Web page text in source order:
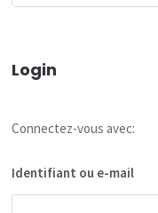
Login
Connectez-vous avec:
Identifiant ou e-mail